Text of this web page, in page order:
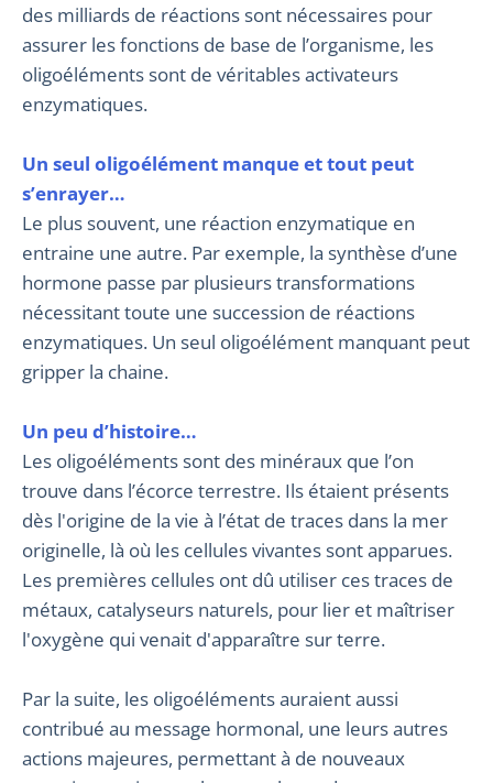
des milliards de réactions sont nécessaires pour
assurer les fonctions de base de l’organisme, les
oligoéléments sont de véritables activateurs
enzymatiques.
Un seul oligoélément manque et tout peut
s’enrayer…
Le plus souvent, une réaction enzymatique en
entraine une autre. Par exemple, la synthèse d’une
hormone passe par plusieurs transformations
nécessitant toute une succession de réactions
enzymatiques. Un seul oligoélément manquant peut
gripper la chaine.
Un peu d’histoire…
Les oligoéléments sont des minéraux que l’on
trouve dans l’écorce terrestre. Ils étaient présents
dès l'origine de la vie à l’état de traces dans la mer
originelle, là où les cellules vivantes sont apparues.
Les premières cellules ont dû utiliser ces traces de
métaux, catalyseurs naturels, pour lier et maîtriser
l'oxygène qui venait d'apparaître sur terre.
Par la suite, les oligoéléments auraient aussi
contribué au message hormonal, une leurs autres
actions majeures, permettant à de nouveaux